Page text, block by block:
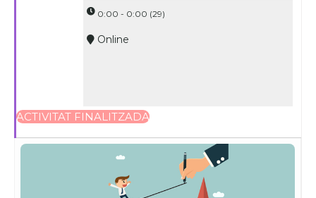
0:00 - 0:00 (29)
Online
ACTIVITAT FINALITZADA